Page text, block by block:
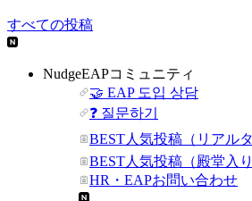
すべての投稿
NudgeEAPコミュニティ
🤝 EAP 도입 상담
❓ 질문하기
BEST人気投稿（リアルタ
BEST人気投稿（殿堂入り
HR・EAPお問い合わせ